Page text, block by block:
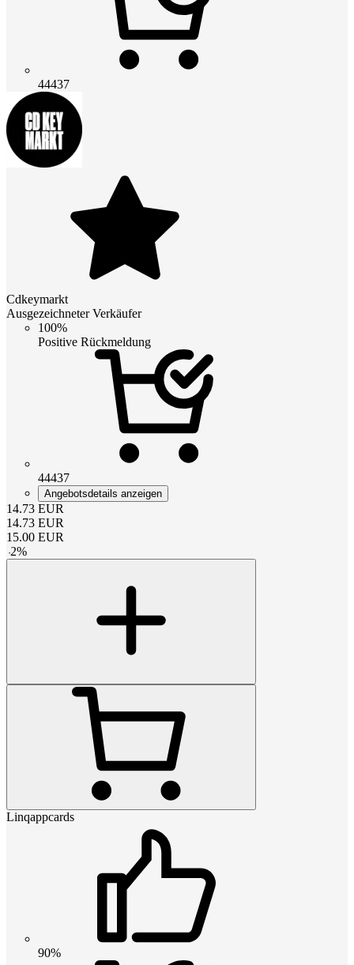
44437
Cdkeymarkt
Ausgezeichneter Verkäufer
100%
Positive Rückmeldung
44437
Angebotsdetails anzeigen
14.73 EUR
14.73 EUR
15.00 EUR
-2%
Linqappcards
90%